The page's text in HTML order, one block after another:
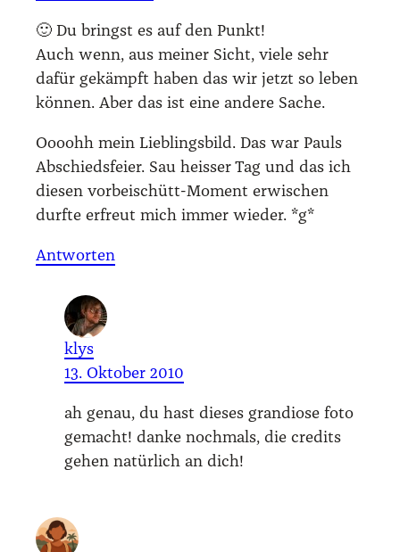
🙂 Du bringst es auf den Punkt!
Auch wenn, aus mei­ner Sicht, vie­le sehr
dafür gekämpft haben das wir jetzt so leben
kön­nen. Aber das ist eine ande­re Sache.
Oooohh mein Lieb­lings­bild. Das war Pauls
Abschieds­fei­er. Sau heis­ser Tag und das ich
die­sen vor­bei­schütt-Moment erwi­schen
durf­te erfreut mich immer wie­der. *g*
Antworten
klys
13. Oktober 2010
ah genau, du hast die­ses gran­dio­se foto
gemacht! dan­ke noch­mals, die cre­dits
gehen natür­lich an dich!